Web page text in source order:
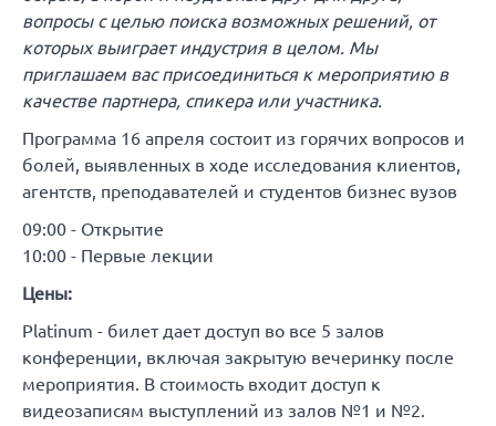
вопросы с целью поиска возможных решений, от
которых выиграет индустрия в целом. Мы
приглашаем вас присоединиться к мероприятию в
качестве партнера, спикера или участника.
Программа 16 апреля состоит из горячих вопросов и
болей, выявленных в ходе исследования клиентов,
агентств, преподавателей и студентов бизнес вузов
09:00 - Открытие
10:00 - Первые лекции
Цены:
Platinum - билет дает доступ во все 5 залов
конференции, включая закрытую вечеринку после
мероприятия. В стоимость входит доступ к
видеозаписям выступлений из залов №1 и №2.